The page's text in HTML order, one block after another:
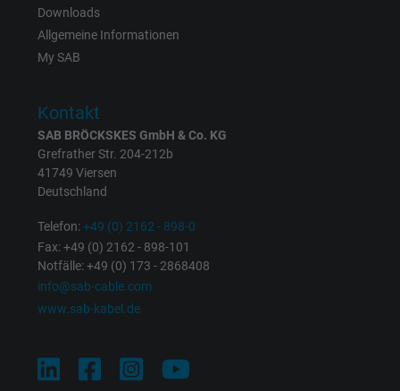
Downloads
Allgemeine Informationen
My SAB
Kontakt
SAB BRÖCKSKES GmbH & Co. KG
Grefrather Str. 204-212b
41749 Viersen
Deutschland
Telefon:+49 (0) 2162 - 898-0
Fax: +49 (0) 2162 - 898-101
Notfälle: +49 (0) 173 - 2868408
info@sab-cable.com
www.sab-kabel.de